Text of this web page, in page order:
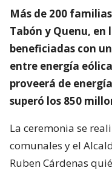
Más de 200
Tabón y Quenu, en
beneficiadas con
entre energía
proveerá de
superó los 850
La ceremonia se
comunales y el
Ruben Cárdenas